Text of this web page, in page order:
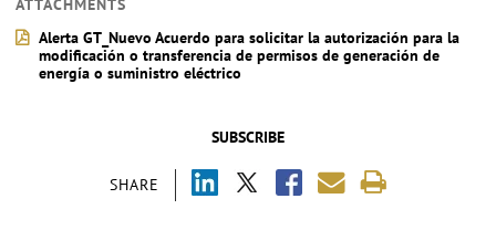
SUBSCRIBE
SHARE
ATTACHMENTS
Alerta GT_Nuevo Acuerdo para solicitar la autorización para la
modificación o transferencia de permisos de generación de
energía o suministro eléctrico